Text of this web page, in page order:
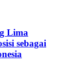
Lima
sebagai